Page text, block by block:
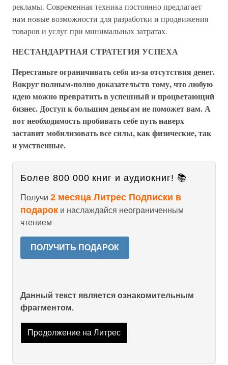
рекламы. Современная техника постоянно предлагает
нам новые возможности для разработки и продвижения
товаров и услуг при минимальных затратах.
НЕСТАНДАРТНАЯ СТРАТЕГИЯ УСПЕХА
Перестаньте ограничивать себя из-за отсутствия денег.
Вокруг полным-полно доказательств тому, что любую
идею можно превратить в успешный и процветающий
бизнес. Доступ к большим деньгам не поможет вам. А
вот необходимость пробивать себе путь наверх
заставит мобилизовать все силы, как физические, так
и умственные.
Более 800 000 книг и аудиокниг! 📚
Получи 2 месяца Литрес Подписки в
подарок и наслаждайся неограниченным
чтением
ПОЛУЧИТЬ ПОДАРОК
Данный текст является ознакомительным
фрагментом.
Продолжение на Литрес